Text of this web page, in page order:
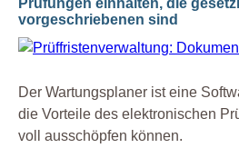
Prüfungen einhalten, die
vorgeschriebenen sind
Der Wartungsplaner ist eine
die Vorteile des elektronischen
voll ausschöpfen können.